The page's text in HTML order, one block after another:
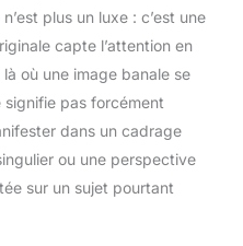
plus un luxe : c’est une
capte l’attention en
où une image banale se
signifie pas forcément
dans un cadrage
ou une perspective
sur un sujet pourtant